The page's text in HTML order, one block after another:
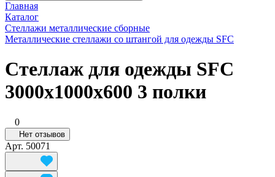
Главная
Каталог
Стеллажи металлические сборные
Металлические стеллажи со штангой для одежды SFC
Стеллаж для одежды SFC
3000x1000x600 3 полки
0
Нет отзывов
Арт. 50071